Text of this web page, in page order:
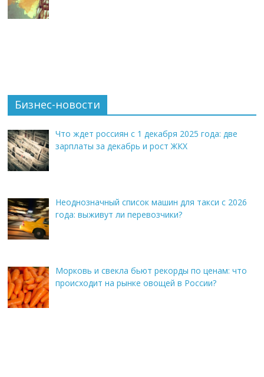
Бизнес-новости
Что ждет россиян с 1 декабря 2025 года: две
зарплаты за декабрь и рост ЖКХ
Неоднозначный список машин для такси с 2026
года: выживут ли перевозчики?
Морковь и свекла бьют рекорды по ценам: что
происходит на рынке овощей в России?